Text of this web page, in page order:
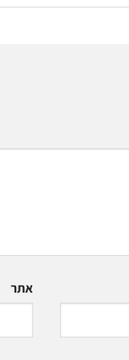
אתר